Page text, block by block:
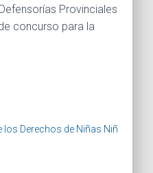
Provinciales
concurso para la
Derechos de Niñas Niñ